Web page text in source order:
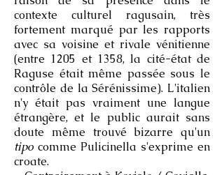
contexte culturel ragusain, très
fortement marqué par les rapports
avec sa voisine et rivale vénitienne
(entre 1205 et 1358, la cité-état de
Raguse était même passée sous le
contrôle de la Sérénissime). L'italien
n'y était pas vraiment une langue
étrangère, et le public aurait sans
doute même trouvé bizarre qu'un
tipo comme Pulicinella s'exprime en
croate.